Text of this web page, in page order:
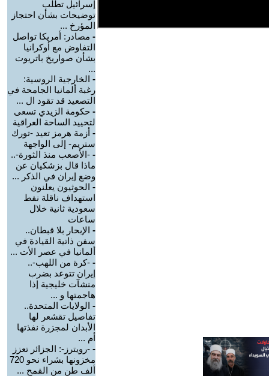
إسرائيل تطلب
توضيحات بشأن احتجاز
المؤرخ ...
- مصادر: أمريكا تواصل
التفاوض مع أوكرانيا
بشأن صواريخ باتريوت
...
- الخارجية الروسية:
رغبة ألمانيا الجامحة في
التصعيد قد تقود ال ...
- حكومة الزيدي تسعى
لتحييد الساحة العراقية
- أزمة هرمز تعيد -تورك
ستريم- إلى الواجهة
- -الأصعب منذ الثورة-..
ماذا قال بزشكيان عن
وضع إيران في الذكر ...
- الحوثيون يعلنون
استهداف ناقلة نفط
سعودية ثانية خلال
ساعات
- الإبحار بلا قبطان..
سفن ذاتية القيادة في
ألمانيا في عصر الأت ...
- -كرة من اللهب-..
إيران تتوعد بضرب
منشآت خليجية إذا
هاجمتها و ...
- الولايات المتحدة..
تفاصيل تقشعر لها
الأبدان لمجزرة نفذتها
أم ...
- -رويترز-: الجزائر تعزز
مخزونها بشراء نحو 720
ألف طن من القمح ...